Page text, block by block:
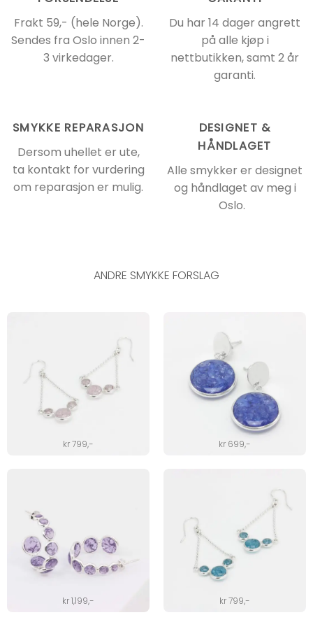
Frakt 59,- (hele Norge).
Sendes fra Oslo innen 2-
3 virkedager.
Du har 14 dager angrett
på alle kjøp i
nettbutikken, samt 2 år
garanti.
SMYKKE REPARASJON
Dersom uhellet er ute,
ta kontakt for vurdering
om reparasjon er mulig.
DESIGNET &
HÅNDLAGET
Alle smykker er designet
og håndlaget av meg i
Oslo.
ANDRE SMYKKE FORSLAG
kr799,- kr 699,-
kr1,199,- kr799,-